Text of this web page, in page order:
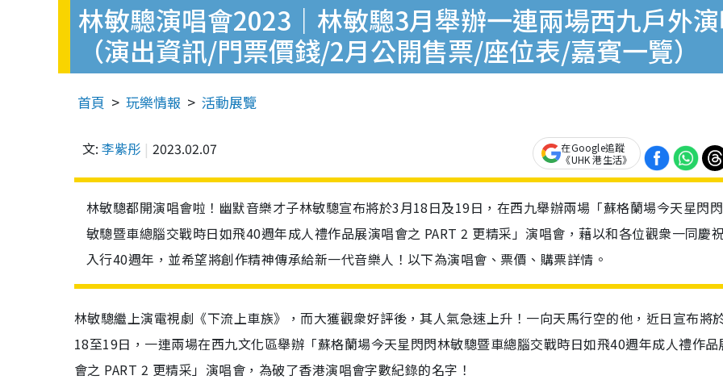
林敏驄演唱會2023｜林敏驄3月舉辦一連兩場西九戶外
（演出資訊/門票價錢/2月公開售票/座位表/嘉賓一覽）
首頁 玩樂情報 活動展覽
文: 李紫彤 2023.02.07
在Google追蹤
《UHK 港生活》
林敏驄都開演唱會啦！幽默音樂才子林敏驄宣布將於3月18日及19日，在西九舉辦兩場「蘇格蘭場今天星閃
敏驄暨車總腦交戰時日如飛40週年成人禮作品展演唱會之 PART 2 更精采」演唱會，藉以和各位觀衆一同慶
入行40週年，並希望將創作精神傳承給新一代音樂人！以下為演唱會、票價、購票詳情。
林敏驄繼上演電視劇《下流上車族》，而大獲觀衆好評後，其人氣急速上升！一向天馬行空的他，近日宣布將
18至19日，一連兩場在西九文化區舉辦「蘇格蘭場今天星閃閃林敏驄暨車總腦交戰時日如飛40週年成人禮作品
會之 PART 2 更精采」演唱會，為破了香港演唱會字數紀錄的名字！